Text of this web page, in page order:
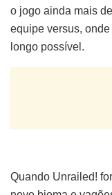
o jogo ainda mais
equipe versus,
longo possível.
Quando Unrailed!